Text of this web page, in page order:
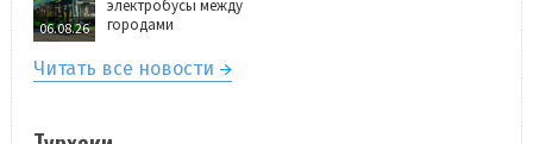
06.08.26
электробусы между
городами
Читать все новости